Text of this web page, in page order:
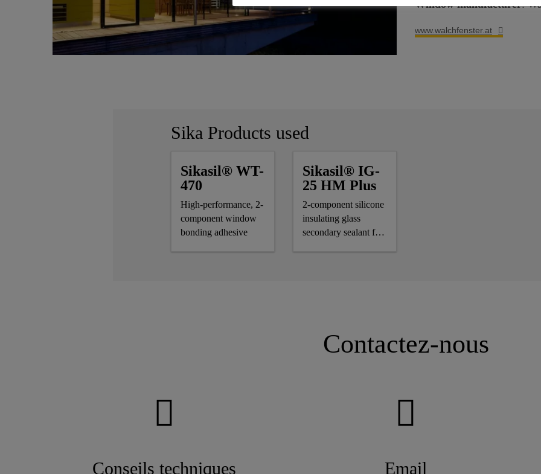
Window manufacturer:
www.walchfenster.at
Sika Products used
Sikasil® WT-
470
High-performance, 2-
component window
bonding adhesive
Sikasil® IG-
25 HM Plus
2-component silicone
insulating glass
secondary sealant for
Contactez-nous
Conseils techniques Email